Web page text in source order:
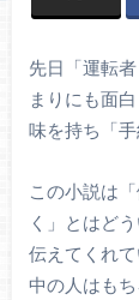
先日「運転
まりにも面
味を持ち「
この小説は
く」とはど
伝えてくれ
中の人はも